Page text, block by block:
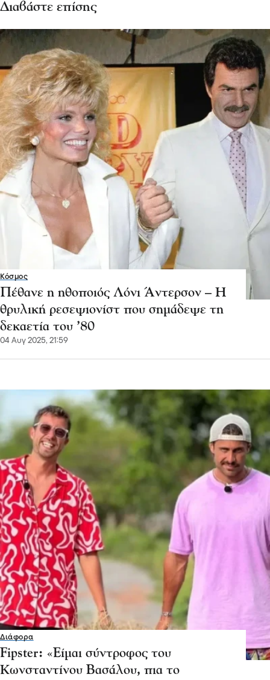
Διαβάστε επίσης
Κόσμος
Πέθανε η ηθοποιός Λόνι Άντερσον – Η
θρυλική ρεσεψιονίστ που σημάδεψε τη
δεκαετία του ’80
04 Αυγ 2025, 21:59
Διάφορα
Fipster: «Είμαι σύντροφος του
Κωνσταντίνου Βασάλου, πια το